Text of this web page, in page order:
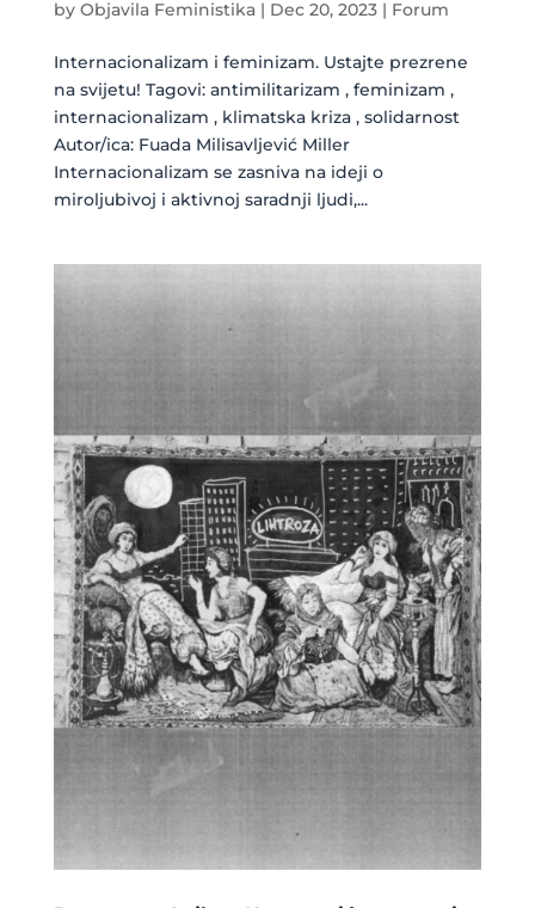
by Objavila Feministika| Dec 20, 2023| Forum
Internacionalizam i feminizam. Ustajte prezrene
na svijetu! Tagovi: antimilitarizam , feminizam ,
internacionalizam , klimatska kriza , solidarnost
Autor/ica: Fuada Milisavljević Miller
Internacionalizam se zasniva na ideji o
miroljubivoj i aktivnoj saradnji ljudi,...